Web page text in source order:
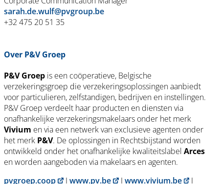
sarah.de.wulf@pvgroup.be
+32 475 20 51 35
Over P&V Groep
P&V Groep is een coöperatieve, Belgische
verzekeringsgroep die verzekeringsoplossingen aanbiedt
voor particulieren, zelfstandigen, bedrijven en instellingen.
P&V Groep verdeelt haar producten en diensten via
onafhankelijke verzekeringsmakelaars onder het merk
Vivium en via een netwerk van exclusieve agenten onder
het merk P&V. De oplossingen in Rechtsbijstand worden
ontwikkeld onder het onafhankelijke kwaliteitslabel Arces
en worden aangeboden via makelaars en agenten.
pvgroep.coop
I www.pv.be I www.vivium.be
I